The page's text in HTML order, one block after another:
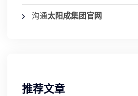
沟通太阳成集团官网
推荐文章